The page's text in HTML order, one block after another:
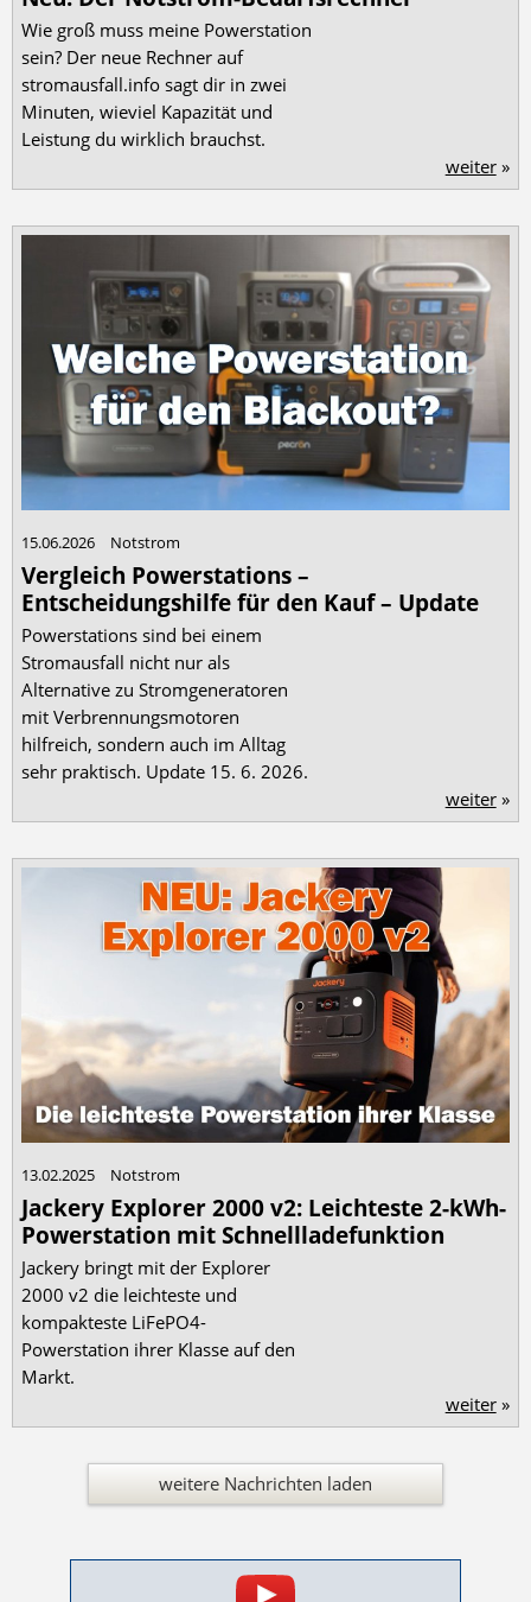
Wie groß muss meine Powerstation
sein? Der neue Rechner auf
stromausfall.info sagt dir in zwei
Minuten, wieviel Kapazität und
Leistung du wirklich brauchst.
weiter»
15.06.2026 Notstrom
Vergleich Powerstations –
Entscheidungshilfe für den Kauf – Update
Powerstations sind bei einem
Stromausfall nicht nur als
Alternative zu Stromgeneratoren
mit Verbrennungsmotoren
hilfreich, sondern auch im Alltag
sehr praktisch. Update 15. 6. 2026.
weiter»
13.02.2025 Notstrom
Jackery Explorer 2000 v2: Leichteste 2-kWh-
Powerstation mit Schnellladefunktion
Jackery bringt mit der Explorer
2000 v2 die leichteste und
kompakteste LiFePO4-
Powerstation ihrer Klasse auf den
Markt.
weiter»
weitere Nachrichten laden